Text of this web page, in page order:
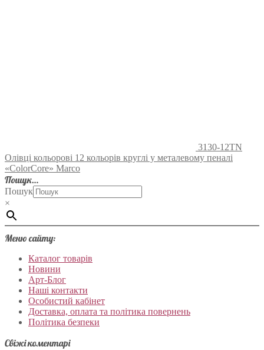
3130-12TN
Олівці кольорові 12 кольорів круглі у металевому пеналі
«ColorCore» Marco
Пошук…
Пошук
×
Меню сайту:
Каталог товарів
Новини
Арт-Блог
Наші контакти
Особистий кабінет
Доставка, оплата та політика повернень
Політика безпеки
Свіжі коментарі